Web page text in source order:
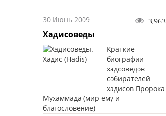
30 Июнь 2009 3,963
Хадисоведы
Краткие
биографии
хадсоведов -
собирателей
хадисов Пророка
Мухаммада (мир ему и
благословение)